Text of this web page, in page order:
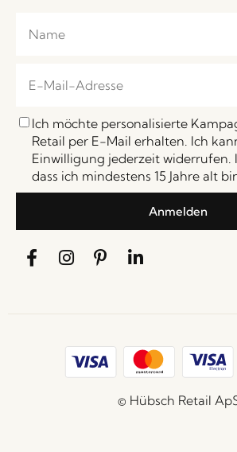
Ich möchte personalisierte
Retail per E-Mail erhalten. Ich
Einwilligung jederzeit widerrufen.
dass ich mindestens 15 Jahre alt
Anmelden
© Hübsch Retail